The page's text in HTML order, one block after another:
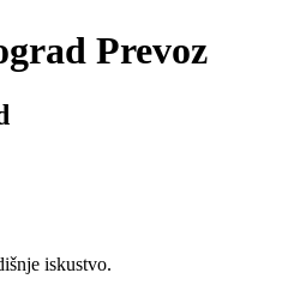
Prevoz
iskustvo.